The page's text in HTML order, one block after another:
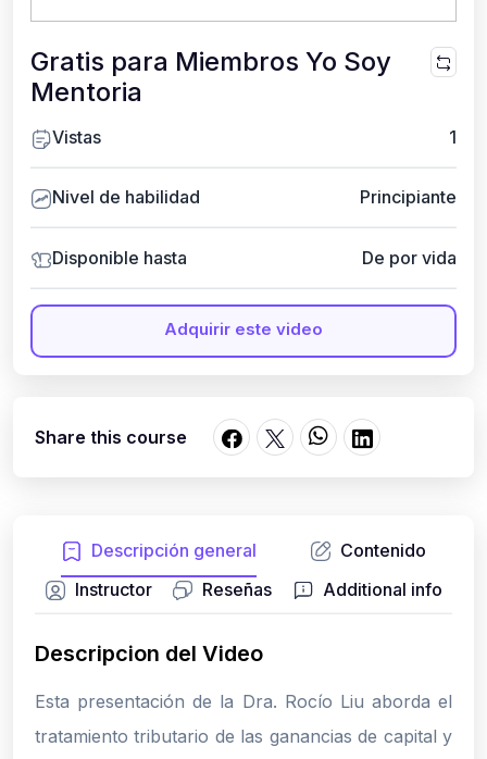
Descripción general
Contenido
Instructor
Reseñas Additional info
Descripcion del Video
Esta presentación de la Dra. Rocío Liu aborda el
tratamiento tributario de las ganancias de capital y
Gratis para Miembros Yo Soy
Mentoria
Vistas 1
Nivel de habilidad Principiante
Disponible hasta De por vida
Adquirir este video
Share this course